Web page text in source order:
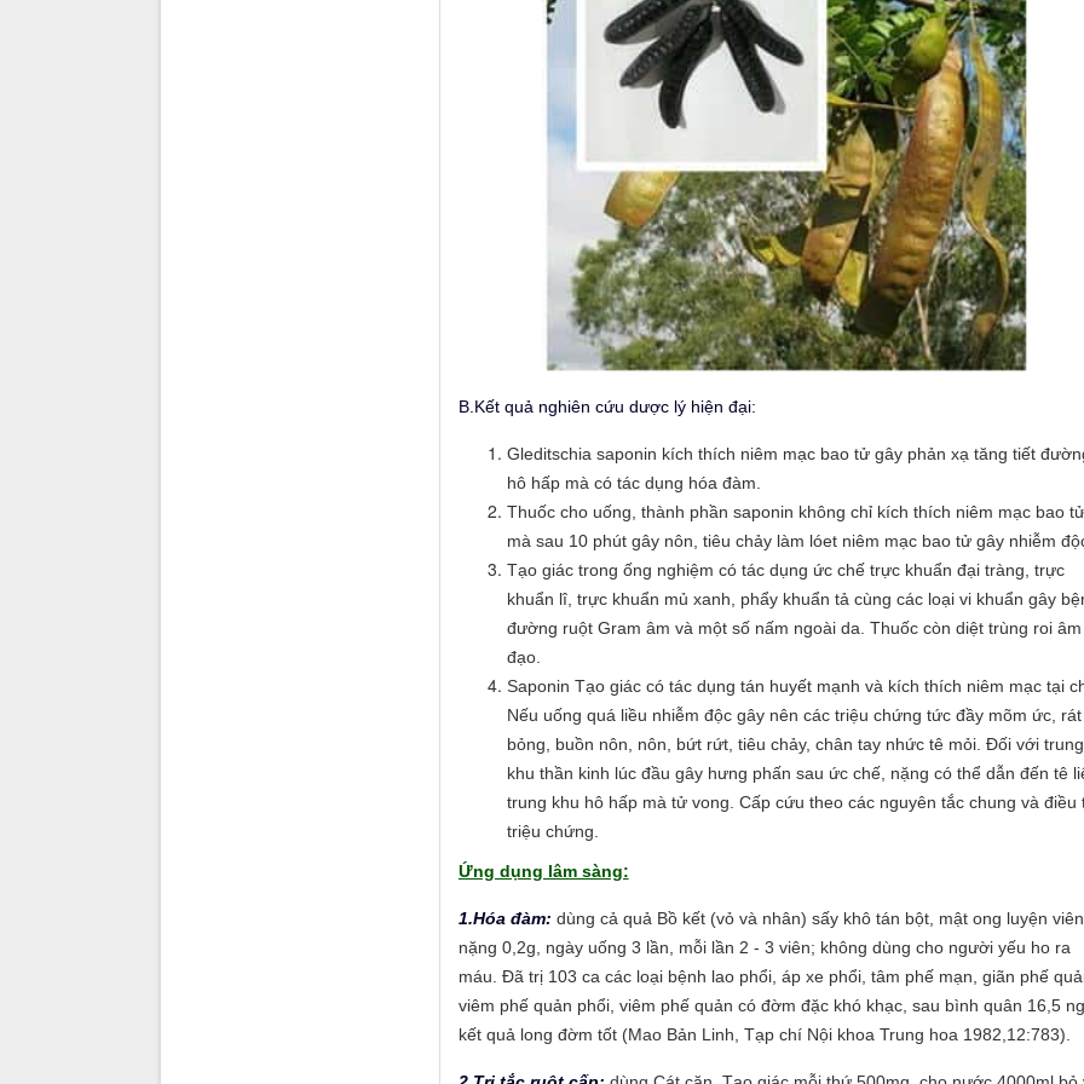
B.Kết quả nghiên cứu dược lý hiện đại:
Gleditschia saponin kích thích niêm mạc bao tử gây phản xạ tăng tiết
hô hấp mà có tác dụng hóa đàm.
Thuốc cho uống, thành phần saponin không chỉ kích thích niêm mạc bao tử
mà sau 10 phút gây nôn, tiêu chảy làm lóet niêm mạc bao tử gây nhiễm
Tạo giác trong ống nghiệm có tác dụng ức chế trực khuẩn đại tràng, trực
khuẩn lî, trực khuẩn mủ xanh, phẩy khuẩn tả cùng các loại vi khuẩn gây
đường ruột Gram âm và một số nấm ngoài da. Thuốc còn diệt trùng roi âm
đạo.
Saponin Tạo giác có tác dụng tán huyết mạnh và kích thích niêm mạc tại
Nếu uống quá liều nhiễm độc gây nên các triệu chứng tức đầy mõm ức, rát
bỏng, buồn nôn, nôn, bứt rứt, tiêu chảy, chân tay nhức tê mỏi. Đối với trung
khu thần kinh lúc đầu gây hưng phấn sau ức chế, nặng có thể dẫn đến tê
trung khu hô hấp mà tử vong. Cấp cứu theo các nguyên tắc chung và điều
triệu chứng.
Ứng dụng lâm sàng:
1.Hóa đàm: dùng cả quả Bồ kết (vỏ và nhân) sấy khô tán bột, mật ong luyện viên
nặng 0,2g, ngày uống 3 lần, mỗi lần 2 - 3 viên; không dùng cho người yếu ho ra
máu. Đã trị 103 ca các loại bệnh lao phổi, áp xe phổi, tâm phế mạn, giãn phế
viêm phế quản phổi, viêm phế quản có đờm đặc khó khạc, sau bình quân 16,5
kết quả long đờm tốt (Mao Bản Linh, Tạp chí Nội khoa Trung hoa 1982,12:783).